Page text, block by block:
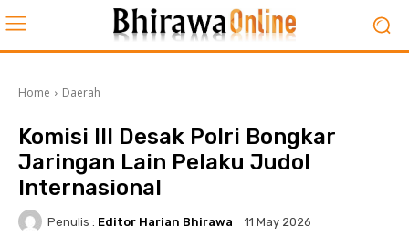
Home Daerah
Komisi III Desak Polri Bongkar
Jaringan Lain Pelaku Judol
Internasional
Penulis : Editor Harian Bhirawa 11 May 2026